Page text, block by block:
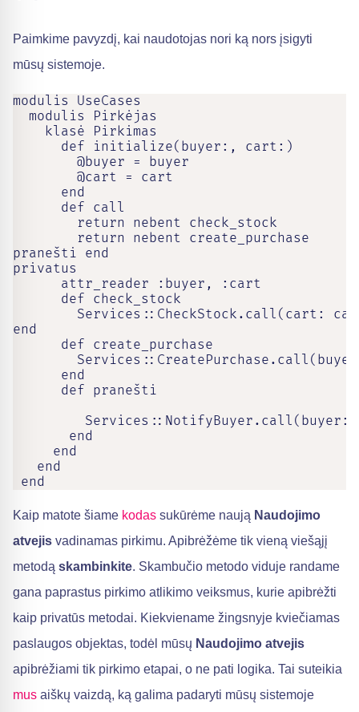
Paimkime pavyzdį, kai naudotojas nori ką nors įsigyti
mūsų sistemoje.
modulis UseCases
  modulis Pirkėjas
    klasė Pirkimas
      def initialize(buyer:, cart:)
        @buyer = buyer
        @cart = cart
      end
      def call
        return nebent check_stock
        return nebent create_purchase
pranešti end
privatus
      attr_reader :buyer, :cart
      def check_stock
Services::CheckStock.call(cart:
end
      def create_purchase
      end
      def pranešti
Services::NotifyBuyer.call(buyer:
       end
     end
   end
end
Kaip matote šiame kodas sukūrėme naują Naudojimo
atvejis vadinamas pirkimu. Apibrėžėme tik vieną viešąjį
metodą skambinkite. Skambučio metodo viduje randame
gana paprastus pirkimo atlikimo veiksmus, kurie apibrėžti
kaip privatūs metodai. Kiekviename žingsnyje kviečiamas
paslaugos objektas, todėl mūsų Naudojimo atvejis
apibrėžiami tik pirkimo etapai, o ne pati logika. Tai suteikia
mus aiškų vaizdą, ką galima padaryti mūsų sistemoje